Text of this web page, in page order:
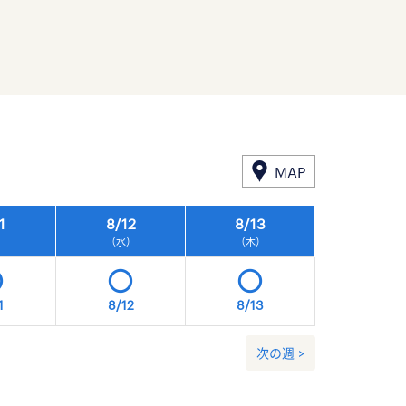
MAP
8/12
（水）
8/13
（木）
8/12 8/13
次の週 >